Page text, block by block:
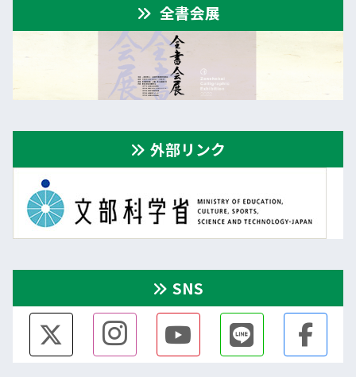
全書会展
外部リンク
SNS